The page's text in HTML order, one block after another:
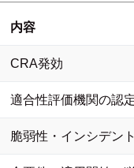
内容
CRA発効
適合性評価機関の認
脆弱性・インシデン